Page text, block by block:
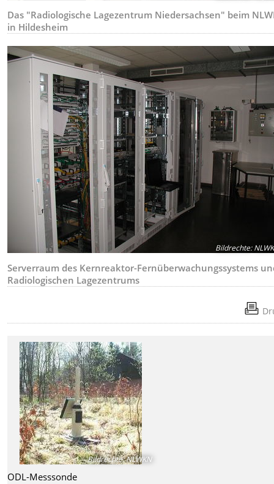
Das "Radiologische Lagezentrum Niedersachsen" beim
in Hildesheim
Bildrechte:
Serverraum des Kernreaktor-Fernüberwachungssystems
Radiologischen Lagezentrums
Bildrechte:NLWKN
ODL-Messsonde